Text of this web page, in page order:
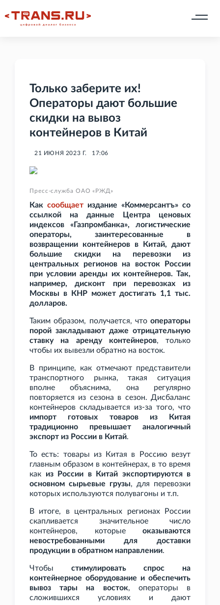
Только заберите их!
Операторы дают большие
скидки на вывоз
контейнеров в Китай
21 ИЮНЯ 2023 Г. 17:06
Пресс-служба ОАО «РЖД»
Как сообщает издание «Коммерсантъ» со
ссылкой на данные Центра ценовых
индексов «Газпромбанка», логистические
операторы, заинтересованные в
возвращении контейнеров в Китай, дают
большие скидки на перевозки из
центральных регионов на восток России
при условии аренды их контейнеров. Так,
например, дисконт при перевозках из
Москвы в КНР может достигать 1,1 тыс.
долларов.
Таким образом, получается, что операторы
порой закладывают даже отрицательную
ставку на аренду контейнеров, только
чтобы их вывезли обратно на восток.
В принципе, как отмечают представители
транспортного рынка, такая ситуация
вполне объяснима, она регулярно
повторяется из сезона в сезон. Дисбаланс
контейнеров складывается из-за того, что
импорт готовых товаров из Китая
традиционно превышает аналогичный
экспорт из России в Китай.
То есть: товары из Китая в Россию везут
главным образом в контейнерах, в то время
как из России в Китай экспортируются в
основном сырьевые грузы, для перевозки
которых используются полувагоны и т.п.
В итоге, в центральных регионах России
скапливается значительное число
контейнеров, которые оказываются
невостребованными для доставки
продукции в обратном направлении.
Чтобы стимулировать спрос на
контейнерное оборудование и обеспечить
вывоз тары на восток, операторы в
сложившихся условиях и дают